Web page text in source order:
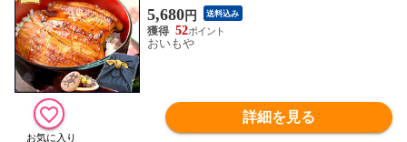
※ご指定日にお届け
5,680円 送料込み
52
おいもや
詳細を見る